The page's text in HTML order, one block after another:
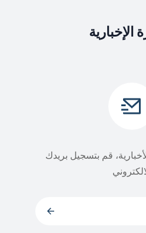
الإخبارية
قم بتسجيل بريدك